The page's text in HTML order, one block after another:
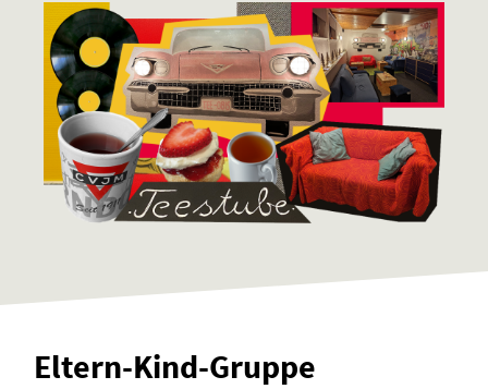
Eltern-Kind-Gruppe